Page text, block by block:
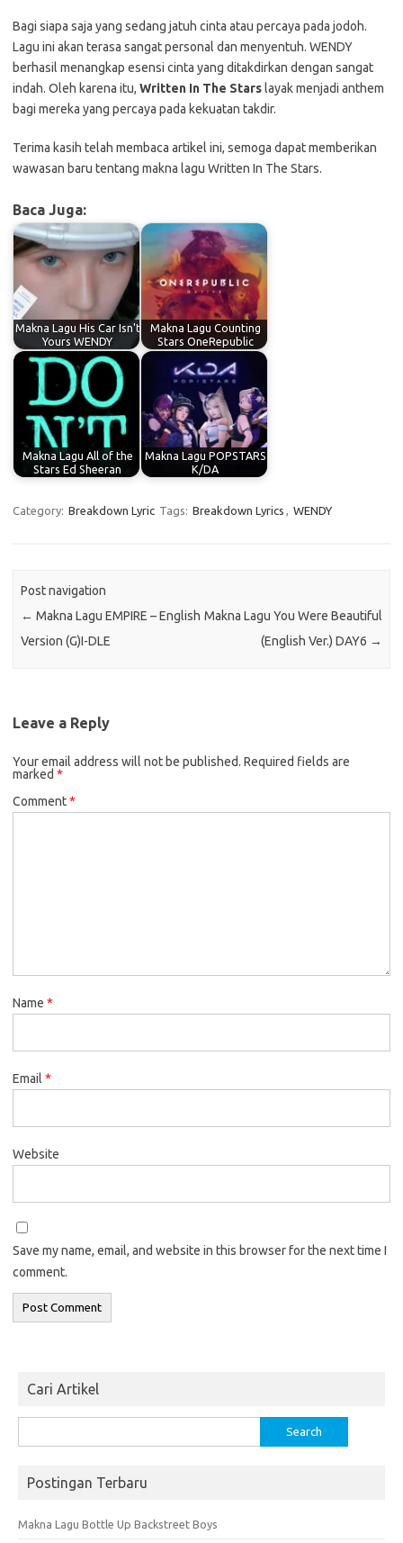
Bagi siapa saja yang sedang jatuh cinta atau percaya pada jodoh.
Lagu ini akan terasa sangat personal dan menyentuh. WENDY
berhasil menangkap esensi cinta yang ditakdirkan dengan sangat
indah. Oleh karena itu, Written In The Stars layak menjadi anthem
bagi mereka yang percaya pada kekuatan takdir.
Terima kasih telah membaca artikel ini, semoga dapat memberikan
wawasan baru tentang makna lagu Written In The Stars.
Baca Juga:
Makna Lagu His Car Isn't
Yours WENDY
Makna Lagu Counting
Stars OneRepublic
Makna Lagu All of the
Stars Ed Sheeran
Makna Lagu POPSTARS
K/DA
Category: Breakdown Lyric Tags: Breakdown Lyrics , WENDY
Post navigation
← Makna Lagu EMPIRE – English
Version (G)I-DLE
Makna Lagu You Were Beautiful
(English Ver.) DAY6 →
Leave a Reply
Your email address will not be published. Required fields are
marked *
Comment*
Name *
Email *
Website
Save my name, email, and website in this browser for the next time I
comment.
Cari Artikel
for:
Postingan Terbaru
Makna Lagu Bottle Up Backstreet Boys